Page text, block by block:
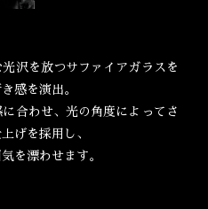
沢を放つサファイアガラスを
感を演出。
合わせ、光の角度によってさ
げを採用し、
を漂わせます。